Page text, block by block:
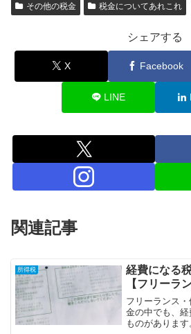
その他の税金 税金についてあれこれ
シェアする
X Facebook
LINE
関連記事
所得税
経費になる
【フリーラ
フリーランス
金の中でも、
ものがあります